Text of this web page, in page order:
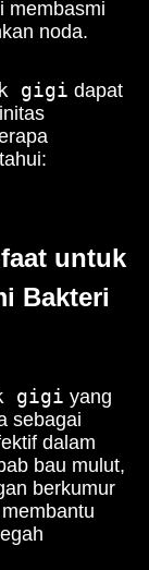
membasmi
noda.
gigi dapat
untuk
Bakteri
gigi yang
sebagai
dalam
bau mulut,
berkumur